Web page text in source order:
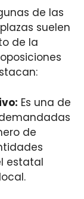
de las
suelen
de la
Es una de
de
estatal